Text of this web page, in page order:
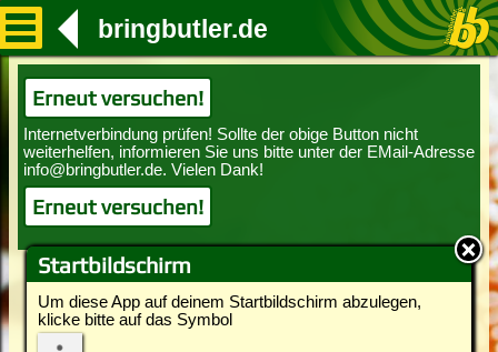
Startbildschirm
Um diese App auf deinem Startbildschirm abzulegen,
klicke bitte auf das Symbol
bringbutler.de
Erneut versuchen!
Erneut versuchen!